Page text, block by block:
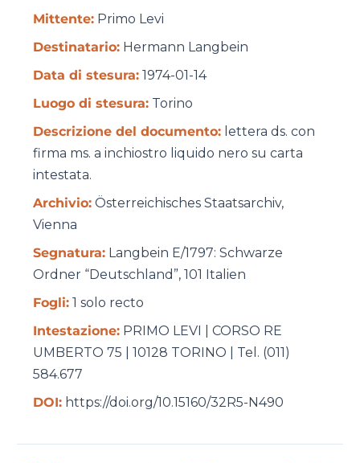
Mittente: Primo Levi
Destinatario: Hermann Langbein
Data di stesura: 1974-01-14
Luogo di stesura: Torino
Descrizione del documento: lettera ds. con
firma ms. a inchiostro liquido nero su carta
intestata.
Archivio: Österreichisches Staatsarchiv,
Vienna
Segnatura: Langbein E/1797: Schwarze
Ordner “Deutschland”, 101 Italien
Fogli: 1 solo recto
Intestazione: PRIMO LEVI | CORSO RE
UMBERTO 75 | 10128 TORINO | Tel. (011)
584.677
DOI: https://doi.org/10.15160/32R5-N490